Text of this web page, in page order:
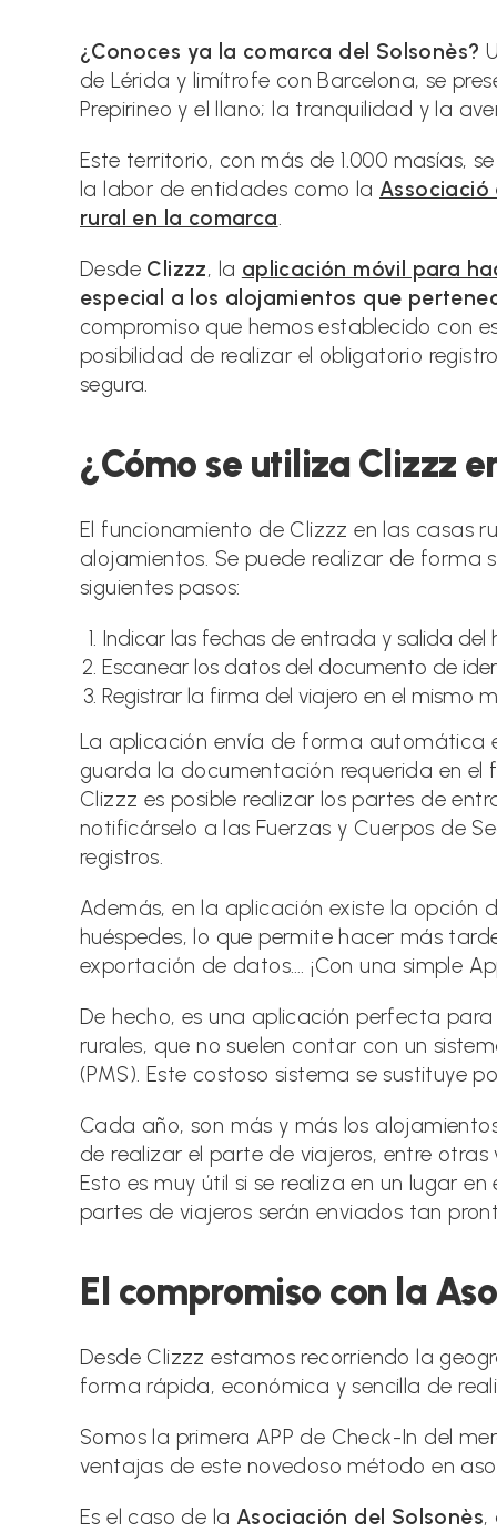
¿Conoces ya la comarca del Solsonès?
de Lérida y limítrofe con Barcelona, se
Prepirineo y el llano; la tranquilidad y la
Este territorio, con más de 1.000 masías,
la labor de entidades como la Associació
rural en la comarca.
Desde Clizzz, la aplicación móvil para
especial a los alojamientos que
compromiso que hemos establecido con
posibilidad de realizar el obligatorio
segura.
¿Cómo se utiliza Clizzz
El funcionamiento de Clizzz en las casas
alojamientos. Se puede realizar de forma
siguientes pasos:
Indicar las fechas de entrada y salida del
Escanear los datos del documento de
Registrar la firma del viajero en el mismo
La aplicación envía de forma
guarda la documentación requerida en el
Clizzz es posible realizar los partes de
notificárselo a las Fuerzas y Cuerpos de
registros.
Además, en la aplicación existe la opción
huéspedes, lo que permite hacer más
exportación de datos…. ¡Con una simple
De hecho, es una aplicación perfecta
rurales, que no suelen contar con un
(PMS). Este costoso sistema se sustituye
Cada año, son más y más los
de realizar el parte de viajeros, entre otras
Esto es muy útil si se realiza en un lugar
partes de viajeros serán enviados tan
El compromiso con la
Desde Clizzz estamos recorriendo la
forma rápida, económica y sencilla de
Somos la primera APP de Check-In del
ventajas de este novedoso método en
Es el caso de la Asociación del Solsonès,